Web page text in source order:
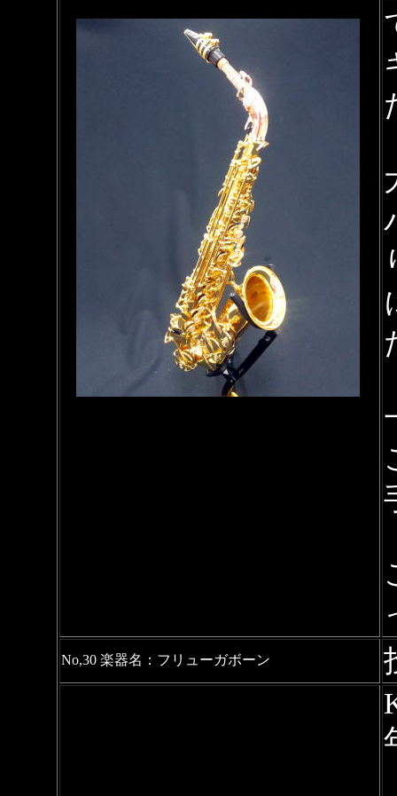
No,30 楽器名：フリューガボーン